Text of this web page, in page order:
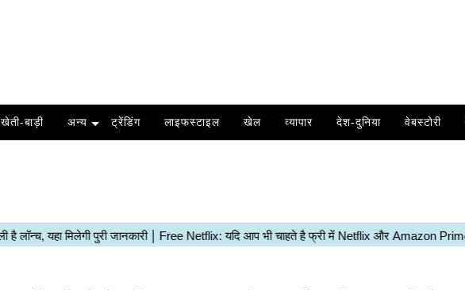
खेती-बाड़ी अन्य ट्रेंडिंग लाइफस्टाइल खेल व्यापार देश-दुनिया वेबस्टोरी